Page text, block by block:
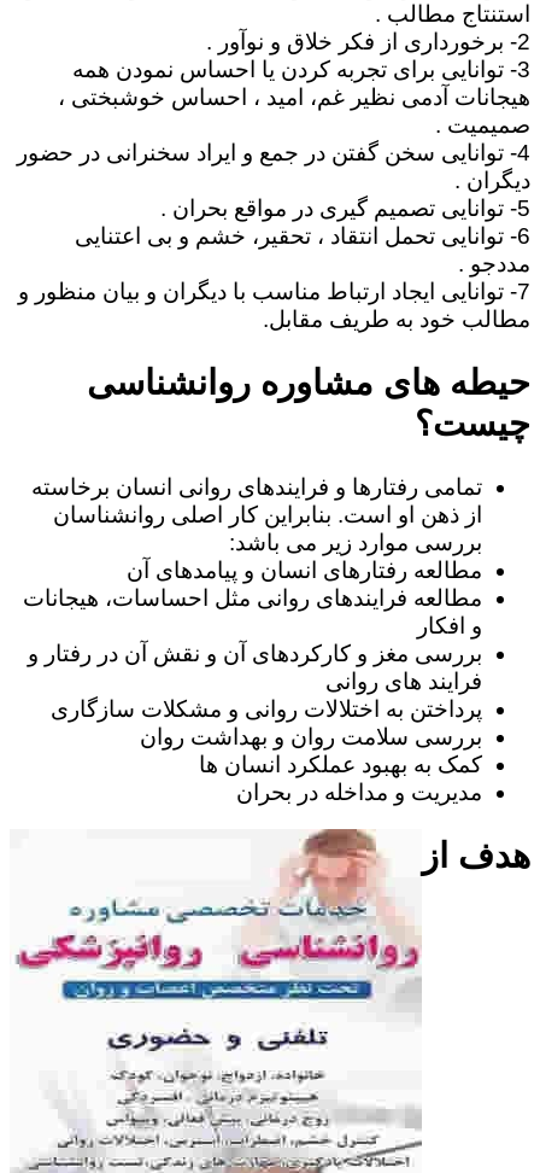
استنتاج مطالب .
2- برخورداری از فکر خلاق و نوآور .
3- توانایی برای تجربه کردن یا احساس نمودن همه
هیجانات آدمی نظیر غم، امید ، احساس خوشبختی ،
صمیمیت .
4- توانایی سخن گفتن در جمع و ایراد سخنرانی در حضور
دیگران .
5- توانایی تصمیم گیری در مواقع بحران .
6- توانایی تحمل انتقاد ، تحقیر، خشم و بی اعتنایی
مددجو .
7- توانایی ایجاد ارتباط مناسب با دیگران و بیان منظور و
مطالب خود به طریف مقابل.
حیطه های مشاوره روانشناسی
چیست؟
تمامی رفتارها و فرایندهای روانی انسان برخاسته
از ذهن او است. بنابراین کار اصلی روانشناسان
بررسی موارد زیر می باشد:
مطالعه رفتارهای انسان و پیامدهای آن
مطالعه فرایندهای روانی مثل احساسات، هیجانات
و افکار
بررسی مغز و کارکردهای آن و نقش آن در رفتار و
فرایند های روانی
پرداختن به اختلالات روانی و مشکلات سازگاری
بررسی سلامت روان و بهداشت روان
کمک به بهبود عملکرد انسان ها
مدیریت و مداخله در بحران
هدف از